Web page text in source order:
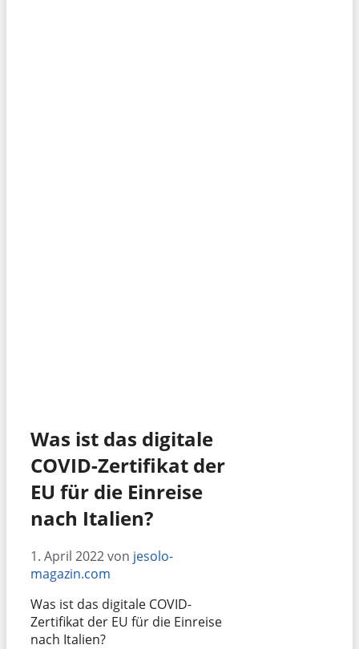
Was ist das digitale
COVID-Zertifikat der
EU für die Einreise
nach Italien?
1. April 2022von jesolo-
magazin.com
Was ist das digitale COVID-
Zertifikat der EU für die Einreise
nach Italien?